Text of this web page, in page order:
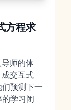
方程求
师的体
交互式
预测下一
学习闭